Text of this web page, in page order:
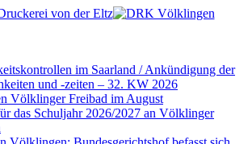
im Saarland / Ankündigung der
und -zeiten – 32. KW 2026
Völklinger Freibad im August
das Schuljahr 2026/2027 an Völklinger